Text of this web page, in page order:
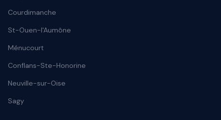
Courdimanche
St-Ouen-l'Aumône
Ménucourt
Conflans-Ste-Honorine
Neuville-sur-Oise
Sagy